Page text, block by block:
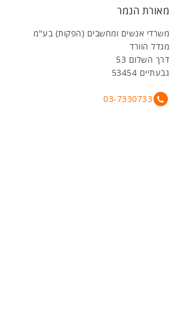
מאורת הנמר
משרדי אנשים ומחשבים (הפקות) בע"מ
מגדל הוורד
דרך השלום 53
גבעתיים 53454
03-7330733